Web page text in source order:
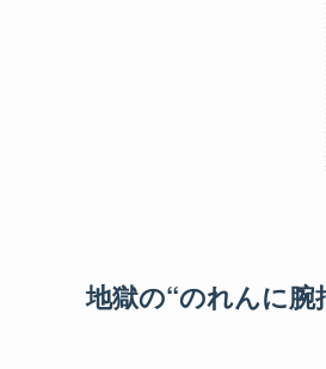
地獄の“のれんに